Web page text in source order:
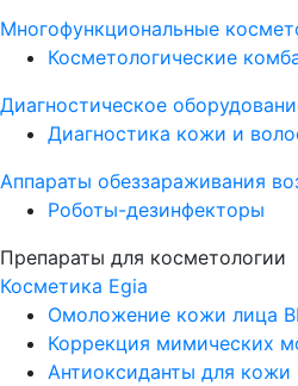
Многофункциональные
Косметологические
Диагностическое
Диагностика кожи и
Аппараты обеззараживания
Роботы-дезинфекторы
Препараты для косметологии
Косметика Egia
Омоложение кожи лица
Коррекция мимических
Антиоксиданты для кожи